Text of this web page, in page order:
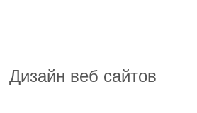
Дизайн веб сайтов